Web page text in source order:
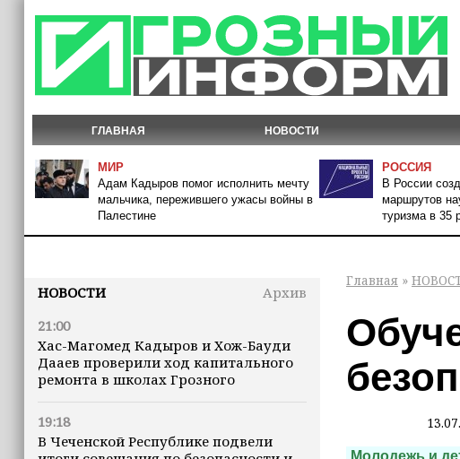
ГЛАВНАЯ НОВОСТИ
МИР
Адам Кадыров помог исполнить мечту
мальчика, пережившего ужасы войны в
Палестине
РОССИЯ
В России
маршрутов
туризма в 35
НОВОСТИ
Архив
21:00
Хас-Магомед Кадыров и Хож-Бауди
Дааев проверили ход капитального
ремонта в школах Грозного
19:18
В Чеченской Республике подвели
Главная »